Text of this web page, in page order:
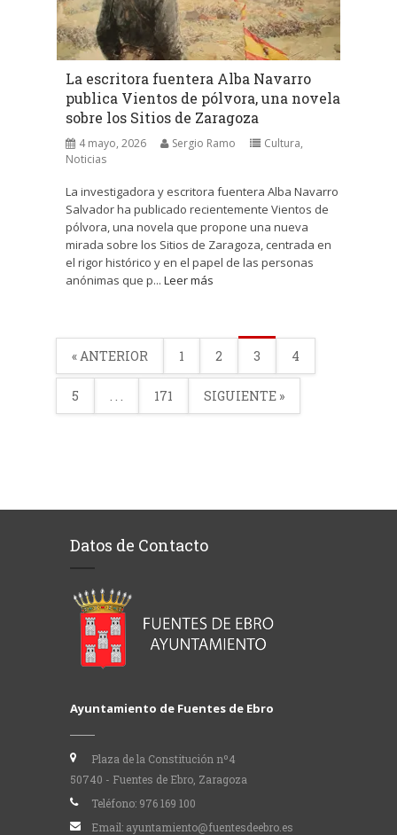
La escritora fuentera Alba Navarro
publica Vientos de pólvora, una novela
sobre los Sitios de Zaragoza
4 mayo, 2026 Sergio Ramo Cultura,
Noticias
La investigadora y escritora fuentera Alba Navarro
Salvador ha publicado recientemente Vientos de
pólvora, una novela que propone una nueva
mirada sobre los Sitios de Zaragoza, centrada en
el rigor histórico y en el papel de las personas
anónimas que p... Leer más
« ANTERIOR 1 2 3 4
5 . . . 171 SIGUIENTE »
Datos de Contacto
Ayuntamiento de Fuentes de Ebro
Plaza de la Constitución nº4
50740 - Fuentes de Ebro, Zaragoza
Teléfono: 976 169 100
Email: ayuntamiento@fuentesdeebro.es